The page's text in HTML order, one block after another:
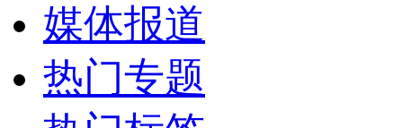
媒体报道
热门专题